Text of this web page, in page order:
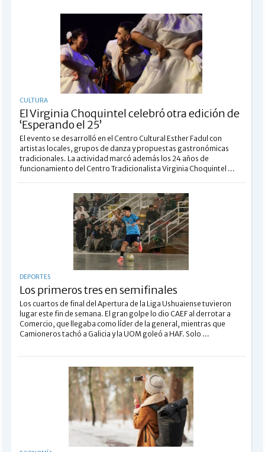
CULTURA
El Virginia Choquintel celebró otra edición de
‘Esperando el 25’
El evento se desarrolló en el Centro Cultural Esther Fadul con
artistas locales, grupos de danza y propuestas gastronómicas
tradicionales. La actividad marcó además los 24 años de
funcionamiento del Centro Tradicionalista Virginia Choquintel ...
DEPORTES
Los primeros tres en semifinales
Los cuartos de final del Apertura de la Liga Ushuaiense tuvieron
lugar este fin de semana. El gran golpe lo dio CAEF al derrotar a
Comercio, que llegaba como líder de la general, mientras que
Camioneros tachó a Galicia y la UOM goleó a HAF. Solo ...